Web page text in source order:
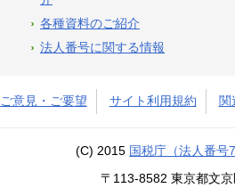
各種資料のご紹介
法人番号に関する情報
ご意見・ご要望 サイト利用規約 関
(C) 2015 国税庁（法人番号
〒113-8582 東京都文